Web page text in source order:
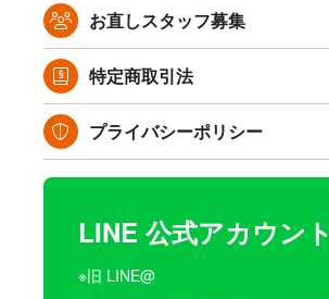
お直しスタッフ募集
特定商取引法
プライバシーポリシー
LINE 公式アカウント
※旧 LINE@